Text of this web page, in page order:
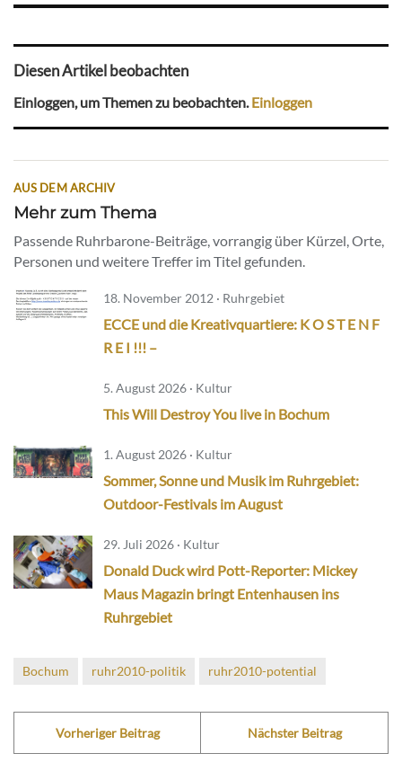
Diesen Artikel beobachten
Einloggen, um Themen zu beobachten.Einloggen
AUS DEM ARCHIV
Mehr zum Thema
Passende Ruhrbarone-Beiträge, vorrangig über Kürzel, Orte,
Personen und weitere Treffer im Titel gefunden.
18. November 2012 · Ruhrgebiet
ECCE und die Kreativquartiere: K O S T E N F
R E I !!! –
5. August 2026 · Kultur
This Will Destroy You live in Bochum
1. August 2026 · Kultur
Sommer, Sonne und Musik im Ruhrgebiet:
Outdoor-Festivals im August
29. Juli 2026 · Kultur
Donald Duck wird Pott-Reporter: Mickey
Maus Magazin bringt Entenhausen ins
Ruhrgebiet
Bochum ruhr2010-politik ruhr2010-potential
Vorheriger Beitrag Nächster Beitrag